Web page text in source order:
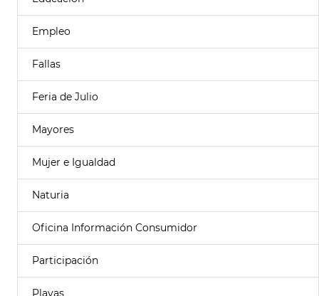
Empleo
Fallas
Feria de Julio
Mayores
Mujer e Igualdad
Naturia
Oficina Información Consumidor
Participación
Playas